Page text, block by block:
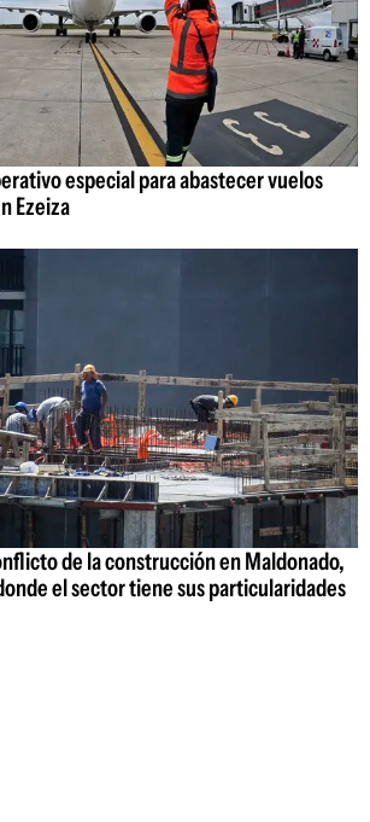
especial para abastecer vuelos
Ezeiza
de la construcción en Maldonado,
el sector tiene sus particularidades